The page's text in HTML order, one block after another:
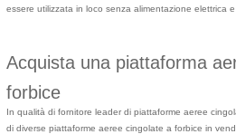
essere utilizzata in loco senza alimentazione elettrica
Acquista una piattaforma
forbice
In qualità di fornitore leader di piattaforme aeree
di diverse piattaforme aeree cingolate a forbice in